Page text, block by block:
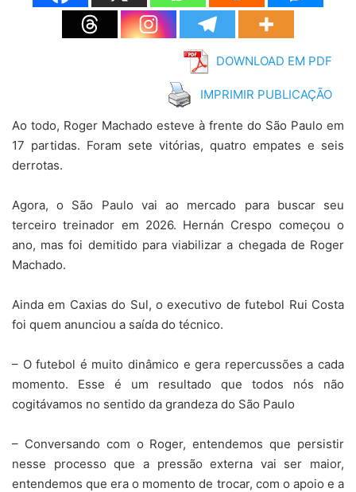
DOWNLOAD EM PDF
IMPRIMIR PUBLICAÇÃO
Ao todo, Roger Machado esteve à frente do São Paulo em
17 partidas. Foram sete vitórias, quatro empates e seis
derrotas.
Agora, o São Paulo vai ao mercado para buscar seu
terceiro treinador em 2026. Hernán Crespo começou o
ano, mas foi demitido para viabilizar a chegada de Roger
Machado.
Ainda em Caxias do Sul, o executivo de futebol Rui Costa
foi quem anunciou a saída do técnico.
– O futebol é muito dinâmico e gera repercussões a cada
momento. Esse é um resultado que todos nós não
cogitávamos no sentido da grandeza do São Paulo
– Conversando com o Roger, entendemos que persistir
nesse processo que a pressão externa vai ser maior,
entendemos que era o momento de trocar, com o apoio e a